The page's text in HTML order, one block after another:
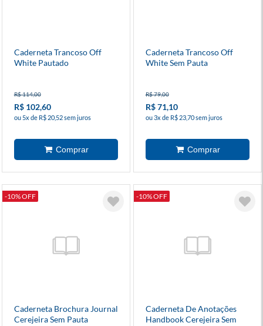
Caderneta Trancoso Off
White Pautado
R$ 114,00
R$ 102,60
ou 5x de R$ 20,52 sem juros
Caderneta Trancoso Off
White Sem Pauta
R$ 79,00
R$ 71,10
ou 3x de R$ 23,70 sem juros
-10% OFF
Caderneta Brochura Journal
Cerejeira Sem Pauta
-10% OFF
Caderneta De Anotações
Handbook Cerejeira Sem